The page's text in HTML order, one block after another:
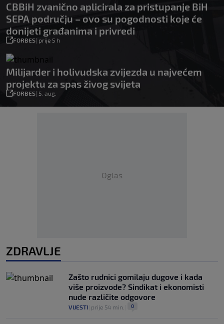
CBBiH zvanično aplicirala za pristupanje BiH
SEPA području – ovo su pogodnosti koje će
donijeti građanima i privredi
FORBES| prije 5 h
Milijarder i holivudska zvijezda u najvećem
projektu za spas živog svijeta
FORBES| 5. aug.
Oglas
ZDRAVLJE
Zašto rudnici gomilaju dugove i kada
više proizvode? Sindikat i ekonomisti
nude različite odgovore
VIJESTI prije 54 min. 0